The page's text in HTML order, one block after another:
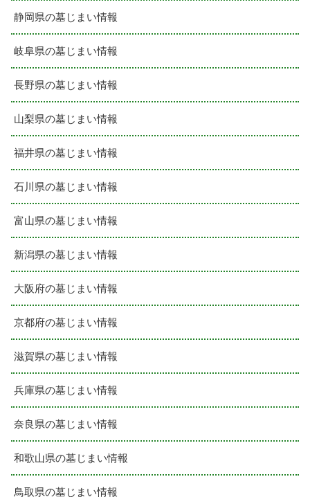
静岡県の墓じまい情報
岐阜県の墓じまい情報
長野県の墓じまい情報
山梨県の墓じまい情報
福井県の墓じまい情報
石川県の墓じまい情報
富山県の墓じまい情報
新潟県の墓じまい情報
大阪府の墓じまい情報
京都府の墓じまい情報
滋賀県の墓じまい情報
兵庫県の墓じまい情報
奈良県の墓じまい情報
和歌山県の墓じまい情報
鳥取県の墓じまい情報